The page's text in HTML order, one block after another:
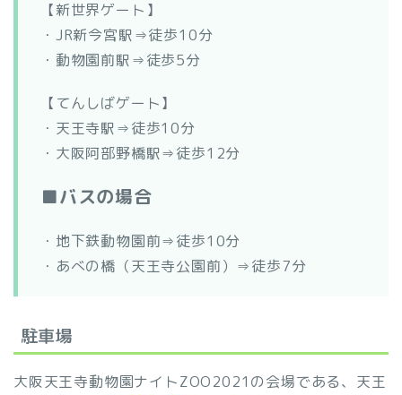
【新世界ゲート】
・JR新今宮駅⇒徒歩10分
・動物園前駅⇒徒歩5分
【てんしばゲート】
・天王寺駅⇒徒歩10分
・大阪阿部野橋駅⇒徒歩12分
■バスの場合
・地下鉄動物園前⇒徒歩10分
・あべの橋（天王寺公園前）⇒徒歩7分
駐車場
大阪天王寺動物園ナイトZOO2021の会場である、天王